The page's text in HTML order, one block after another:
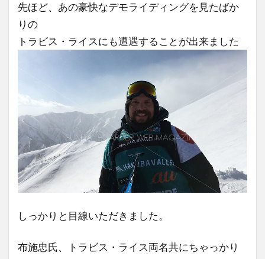
先ほど、あの豪快なデモライディングを見たばか
りの
トラビス・ライスにも遭遇することが出来ました
しっかりと目線いただきました。
布施忠氏、トラビス・ライス両名共にちゃっかり